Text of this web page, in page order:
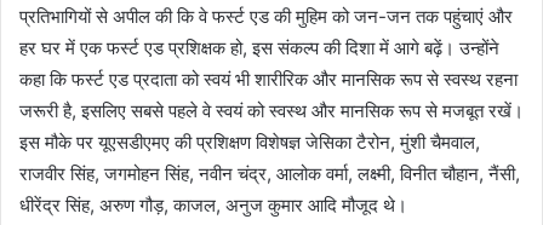
प्रतिभागियों से अपील की कि वे फर्स्ट एड की मुहिम को जन-जन तक पहुंचाएं और
हर घर में एक फर्स्ट एड प्रशिक्षक हो, इस संकल्प की दिशा में आगे बढ़ें। उन्होंने
कहा कि फर्स्ट एड प्रदाता को स्वयं भी शारीरिक और मानसिक रूप से स्वस्थ रहना
जरूरी है, इसलिए सबसे पहले वे स्वयं को स्वस्थ और मानसिक रूप से मजबूत रखें।
इस मौके पर यूएसडीएमए की प्रशिक्षण विशेषज्ञ जेसिका टैरोन, मुंशी चैमवाल,
राजवीर सिंह, जगमोहन सिंह, नवीन चंद्र, आलोक वर्मा, लक्ष्मी, विनीत चौहान, नैंसी,
धीरेंद्र सिंह, अरुण गौड़, काजल, अनुज कुमार आदि मौजूद थे।